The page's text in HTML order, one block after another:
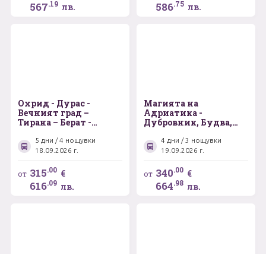
567.19 лв. 586.75 лв.
Охрид - Дурас -
Вечният град –
Тирана – Берат -
5 дни / 4 нощувки
18.09.2026 г.
от 315.00 €
616.09 лв.
Магията на
Адриатика -
Дубровник, Будва,
4 дни / 3 нощувки
19.09.2026 г.
от 340.00 €
664.98 лв.